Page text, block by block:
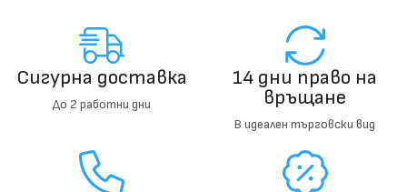
Сигурна доставка
До 2 работни дни
14 дни право на
връщане
В идеален търговски вид